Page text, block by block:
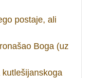
postaje, ali
Boga (uz